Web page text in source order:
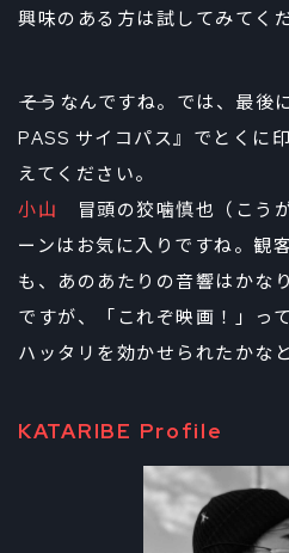
興味のある方は試してみてくだ
――そうなんですね。では、最
PASS サイコパス』でとくに
えてください。
小山 冒頭の狡噛慎也（こう
ーンはお気に入りですね。観
も、あのあたりの音響はかな
ですが、「これぞ映画！」っ
ハッタリを効かせられたかな
KATARIBE Profile